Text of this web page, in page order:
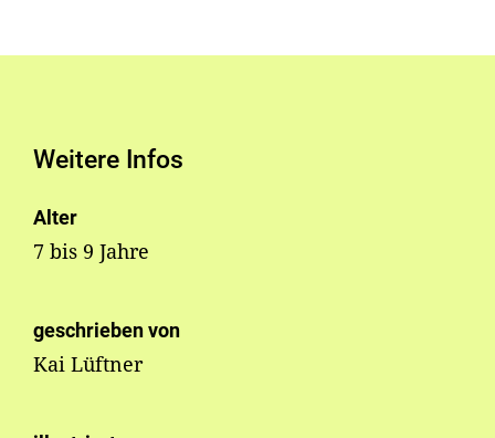
Weitere Infos
Alter
7 bis 9 Jahre
geschrieben von
Kai Lüftner